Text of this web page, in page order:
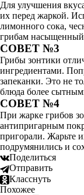
Для улучшения
их перед жаркой.
лимонного сока,
грибам насыщенный
СОВЕТ №3
Грибы зонтики
ингредиентами.
запеканки. Это не
блюда более
СОВЕТ №4
При жарке грибов
антипригарным
пригорали. Жарьте
подрумянились и
Поделиться
Отправить
Класснуть
Похожее